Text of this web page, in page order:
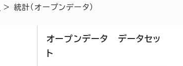
> 統計（オープンデータ）
オープンデータ データセッ
ト